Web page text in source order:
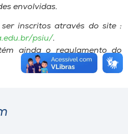
envolvidas.
inscritos através do site :
psiu/.
ainda o regulamento do